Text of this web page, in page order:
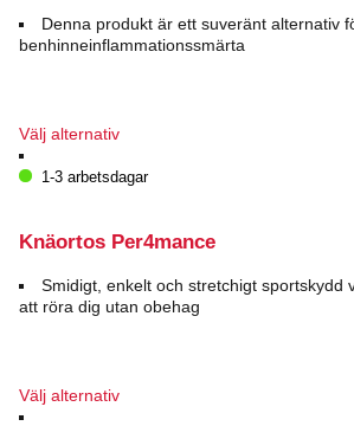
Denna produkt är ett suveränt alternativ
benhinneinflammationssmärta
Välj alternativDen
produkten
varianter.
olika
alternativen
1-3 arbetsdagar
Knäortos Per4mance
Smidigt, enkelt och stretchigt sportskydd
att röra dig utan obehag
Välj alternativDen